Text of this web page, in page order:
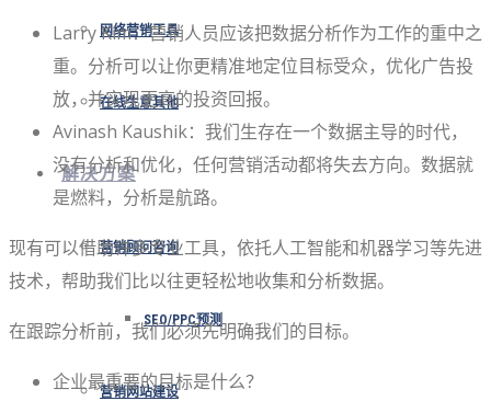
网络营销工具
在线生意其他
解决方案
营销顾问咨询
SEO/PPC预测
营销网站建设
Larry Kim：营销人员应该把数据分析作为工作的重中之
重。分析可以让你更精准地定位目标受众，优化广告投
放，并实现更高的投资回报。
Avinash Kaushik：我们生存在一个数据主导的时代，
没有分析和优化，任何营销活动都将失去方向。数据就
是燃料，分析是航路。
现有可以借助许多专业工具，依托人工智能和机器学习等先进
技术，帮助我们比以往更轻松地收集和分析数据。
在跟踪分析前，我们必须先明确我们的目标。
企业最重要的目标是什么？